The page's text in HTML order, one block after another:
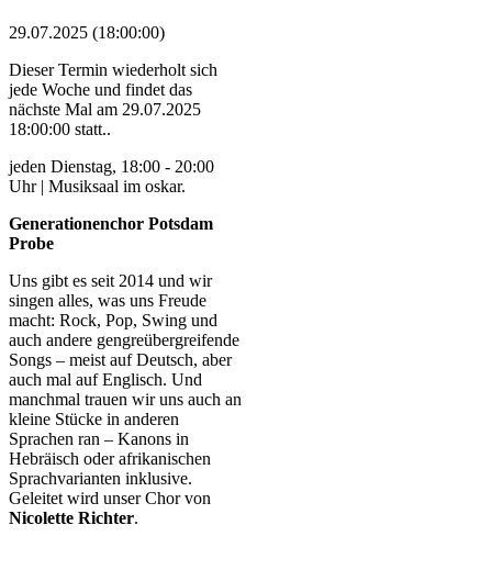
29.07.2025 (18:00:00)
Dieser Termin wiederholt sich
jede Woche und findet das
nächste Mal am 29.07.2025
18:00:00 statt..
jeden Dienstag, 18:00 - 20:00
Uhr | Musiksaal im oskar.
Generationenchor Potsdam
Probe
Uns gibt es seit 2014 und wir
singen alles, was uns Freude
macht: Rock, Pop, Swing und
auch andere gengreübergreifende
Songs – meist auf Deutsch, aber
auch mal auf Englisch. Und
manchmal trauen wir uns auch an
kleine Stücke in anderen
Sprachen ran – Kanons in
Hebräisch oder afrikanischen
Sprachvarianten inklusive.
Geleitet wird unser Chor von
Nicolette Richter.